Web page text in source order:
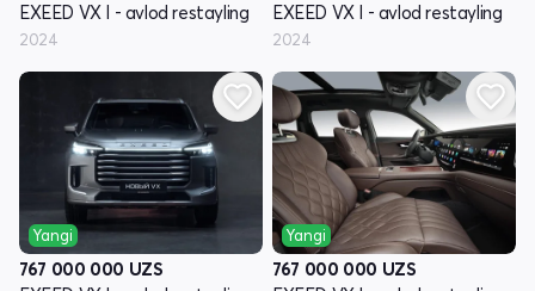
EXEED VX I - avlod restayling
2024
EXEED VX I - avlod restayling
2024
Yangi
767 000 000 UZS
Yangi
767 000 000 UZS